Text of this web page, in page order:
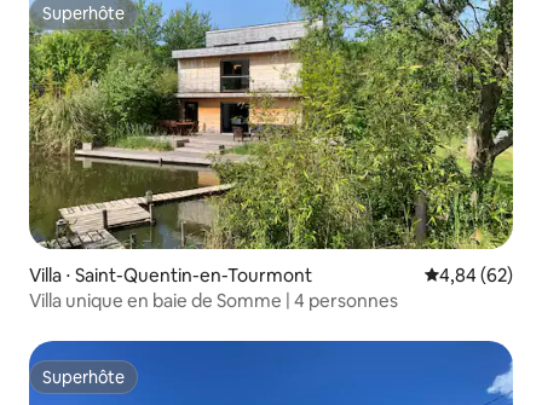
Superhôte
Superhôte
Villa ⋅ Saint-Quentin-en-Tourmont Évaluation
4,84 (62)
Villa unique en baie de Somme | 4 personnes
Superhôte
Superhôte